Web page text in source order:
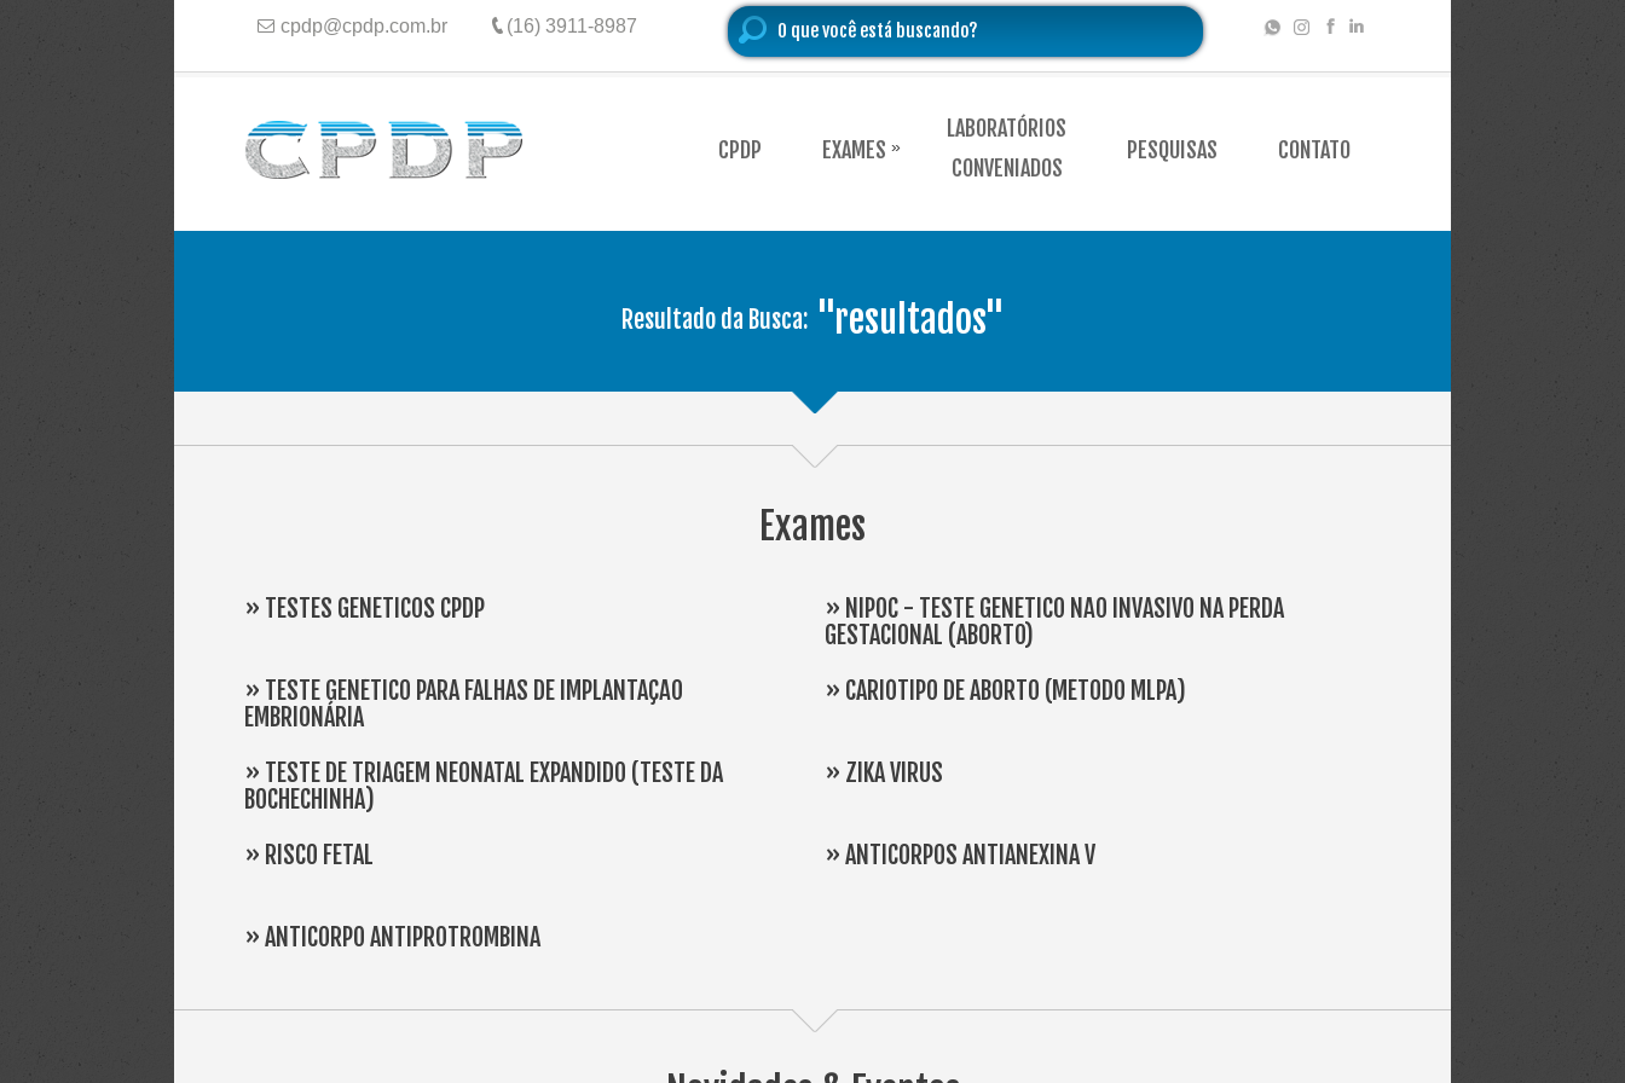
cpdp@cpdp.com.br (16) 3911-8987
CPDP EXAMES »
LABORATÓRIOS
CONVENIADOS
PESQUISAS CONTATO
Resultado da Busca:"resultados"
Exames
» TESTES GENÉTICOS CPDP
» NIPOC - TESTE GENÉTICO NÃO INVASIVO NA PERDA
GESTACIONAL (ABORTO)
» TESTE GENÉTICO PARA FALHAS DE IMPLANTAÇÃO
EMBRIONÁRIA
» CARIÓTIPO DE ABORTO (MÉTODO MLPA)
» TESTE DE TRIAGEM NEONATAL EXPANDIDO (TESTE DA
BOCHECHINHA)
» ZIKA VÍRUS
» RISCO FETAL » ANTICORPOS ANTIANEXINA V
» ANTICORPO ANTIPROTROMBINA